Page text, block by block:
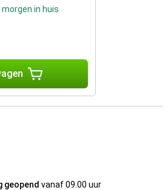
in huis
geopend vanaf 09.00 uur